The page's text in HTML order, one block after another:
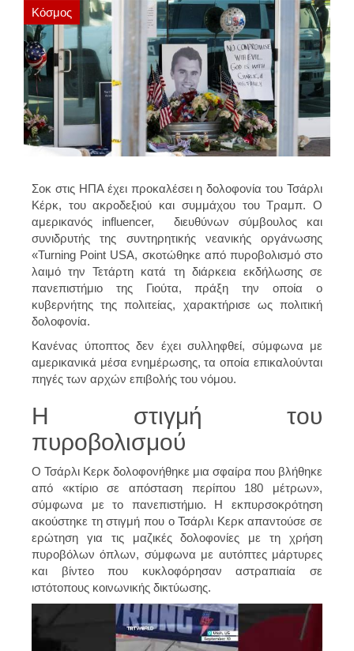
Κόσμος
Σοκ στις ΗΠΑ έχει προκαλέσει η δολοφονία του Τσάρλι
Κέρκ, του ακροδεξιού και συμμάχου του Τραμπ. Ο
αμερικανός influencer, διευθύνων σύμβουλος και
συνιδρυτής της συντηρητικής νεανικής οργάνωσης
«Turning Point USA, σκοτώθηκε από πυροβολισμό στο
λαιμό την Τετάρτη κατά τη διάρκεια εκδήλωσης σε
πανεπιστήμιο της Γιούτα, πράξη την οποία ο
κυβερνήτης της πολιτείας, χαρακτήρισε ως πολιτική
δολοφονία.
Κανένας ύποπτος δεν έχει συλληφθεί, σύμφωνα με
αμερικανικά μέσα ενημέρωσης, τα οποία επικαλούνται
πηγές των αρχών επιβολής του νόμου.
Η στιγμή του
πυροβολισμού
Ο Τσάρλι Κερκ δολοφονήθηκε μια σφαίρα που βλήθηκε
από «κτίριο σε απόσταση περίπου 180 μέτρων»,
σύμφωνα με το πανεπιστήμιο. Η εκπυρσοκρότηση
ακούστηκε τη στιγμή που ο Τσάρλι Κερκ απαντούσε σε
ερώτηση για τις μαζικές δολοφονίες με τη χρήση
πυροβόλων όπλων, σύμφωνα με αυτόπτες μάρτυρες
και βίντεο που κυκλοφόρησαν αστραπιαία σε
ιστότοπους κοινωνικής δικτύωσης.